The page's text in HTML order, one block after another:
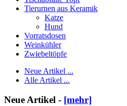
Tierurnen aus Keramik
Katze
Hund
Vorratsdosen
Weinkühler
Zwiebeltöpfe
Neue Artikel ...
Alle Artikel ...
Neue Artikel - [mehr]